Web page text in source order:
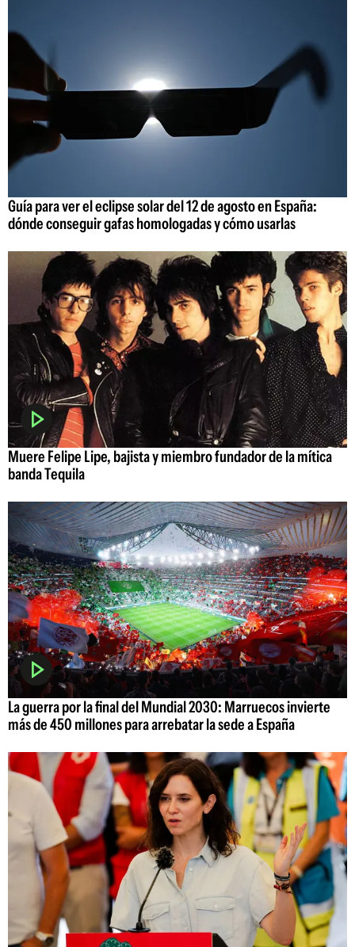
Guía para ver el eclipse solar del 12 de agosto en España:
dónde conseguir gafas homologadas y cómo usarlas
Muere Felipe Lipe, bajista y miembro fundador de la mítica
banda Tequila
La guerra por la final del Mundial 2030: Marruecos invierte
más de 450 millones para arrebatar la sede a España